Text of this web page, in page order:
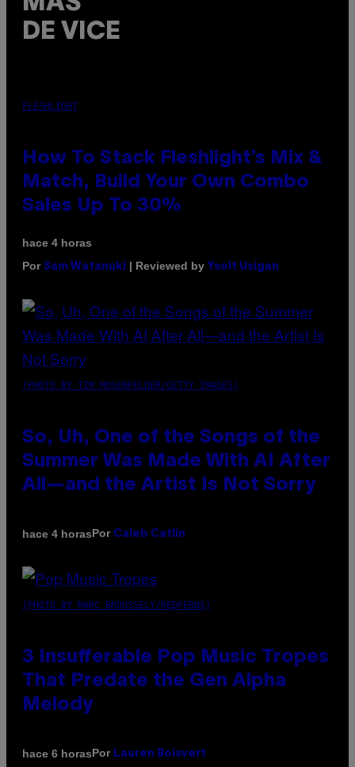
DE VICE
FLESHLIGHT
How To Stack Fleshlight’s Mix &
Match, Build Your Own Combo
Sales Up To 30%
hace 4 horas
Por Sam Watanuki | Reviewed by Ysolt Usigan
(PHOTO BY TIM MOSENFELDER/GETTY IMAGES)
So, Uh, One of the Songs of the
Summer Was Made With AI After
All—and the Artist Is Not Sorry
hace 4 horasPor Caleb Catlin
(PHOTO BY MARC BROUSSELY/REDFERNS)
3 Insufferable Pop Music Tropes
That Predate the Gen Alpha
Melody
hace 6 horasPor Lauren Boisvert